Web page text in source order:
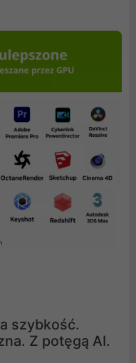
szybkość.
Z potęgą AI.